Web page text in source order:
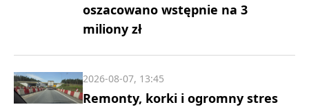
oszacowano wstępnie na 3
miliony zł
Remonty, korki i ogromny stres
2026-08-07, 13:45